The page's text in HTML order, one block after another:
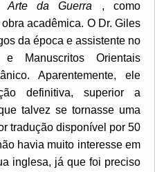
Arte da Guerra , como
acadêmica. O Dr. Giles
da época e assistente no
Manuscritos Orientais
Aparentemente, ele
definitiva, superior a
talvez se tornasse uma
tradução disponível por 50
havia muito interesse em
inglesa, já que foi preciso